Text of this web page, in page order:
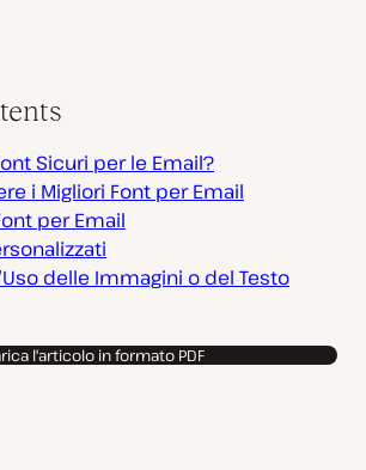
Sicuri per le Email?
i Migliori Font per Email
per Email
delle Immagini o del Testo
l'articolo in formato PDF